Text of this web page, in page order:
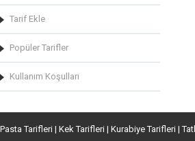
Tarif Ekle
Popüler Tarifler
Kullanım Koşulları
Pasta Tarifleri | Kek Tarifleri | Kurabiye Tarifleri |